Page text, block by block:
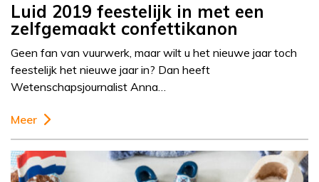
Luid 2019 feestelijk in met een
zelfgemaakt confettikanon
Geen fan van vuurwerk, maar wilt u het nieuwe jaar toch
feestelijk het nieuwe jaar in? Dan heeft
Wetenschapsjournalist Anna…
Meer